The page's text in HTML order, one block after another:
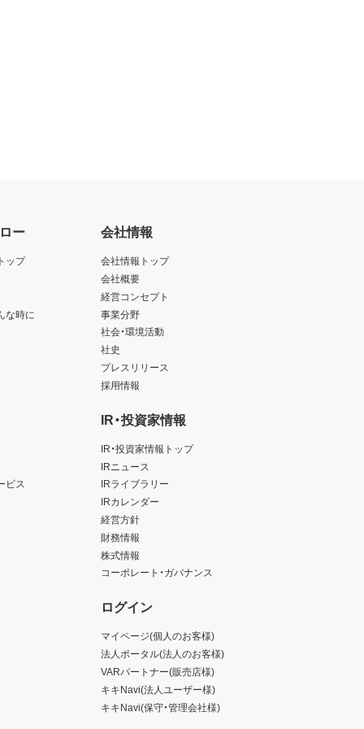
ー
ップ
な時に
ビス
会社情報
会社情報トップ
会社概要
経営コンセプト
事業分野
社会・環境活動
社史
プレスリリース
採用情報
IR・投資家情報
IR・投資家情報トップ
IRニュース
IRライブラリー
IRカレンダー
経営方針
財務情報
株式情報
コーポレート・ガバナンス
ログイン
マイページ(個人のお客様)
法人ポータル(法人のお客様)
VARパートナー(販売店様)
キキNavi(法人ユーザー様)
キキNavi(保守・管理会社様)